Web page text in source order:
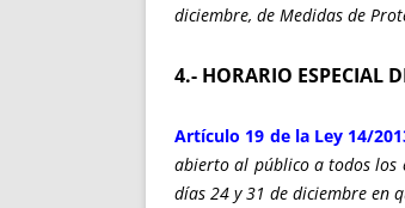
diciembre, de Medidas de
4.- HORARIO ESPECIAL
Artículo 19 de la Ley 14/
abierto al público a todos los
días 24 y 31 de diciembre en